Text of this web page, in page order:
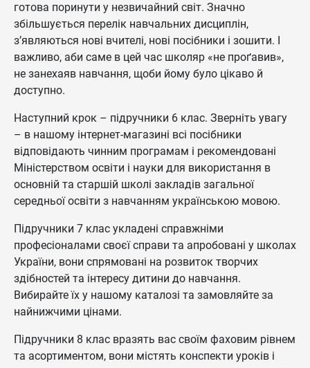
готова поринути у незвичайний світ. Значно
збільшується перелік навчальних дисциплін,
з’являються нові вчителі, нові посібники і зошити. І
важливо, аби саме в цей час школяр «не проґавив»,
не занехаяв навчання, щоби йому було цікаво й
доступно.
Наступний крок – підручники 6 клас. Зверніть увагу
– в нашому інтернет-магазині всі посібники
відповідають чинним програмам і рекомендовані
Міністерством освіти і науки для використання в
основній та старшій школі закладів загальної
середньої освіти з навчанням українською мовою.
Підручники 7 клас укладені справжніми
професіоналами своєї справи та апробовані у школах
України, вони спрямовані на розвиток творчих
здібностей та інтересу дитини до навчання.
Вибирайте їх у нашому каталозі та замовляйте за
найнижчими цінами.
Підручники 8 клас вразять вас своїм фаховим рівнем
та асортиментом, вони містять конспекти уроків і